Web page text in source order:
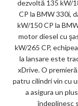
dezvoltă 135 kW/
CP la BMW 330i,
kW/150 CP la
motor diesel cu
kW/265 CP,
la lansare este
xDrive. O
patru cilindri vin cu
a asigura un
îndeplinesc